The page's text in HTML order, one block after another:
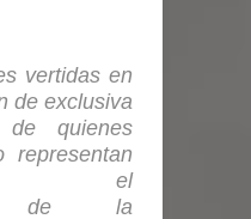
vertidas en
de exclusiva
de quienes
el
de la